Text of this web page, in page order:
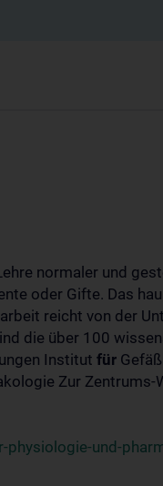
normaler und
oder Gifte. Das
reicht von der
die über 100
Institut für
Zur Zentrums-
und-